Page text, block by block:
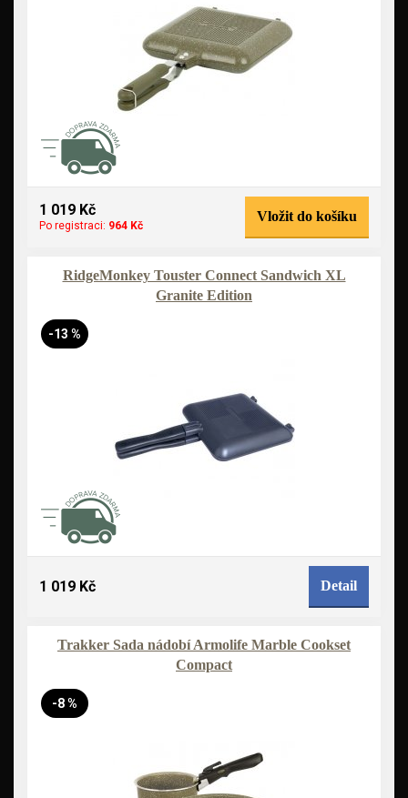
1 019 Kč
Po registraci: 964 Kč
Vložit do košíku
RidgeMonkey Touster Connect Sandwich XL
Granite Edition
-13 %
1 019 Kč Detail
Trakker Sada nádobí Armolife Marble Cookset
Compact
-8 %